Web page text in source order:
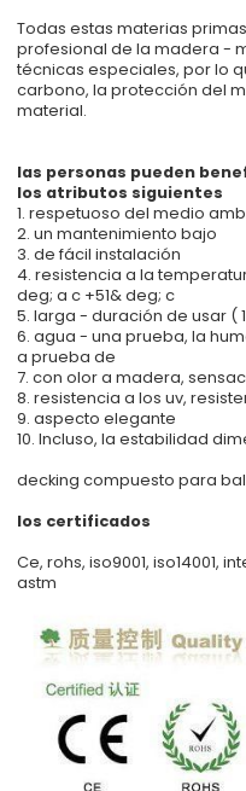
Todas estas materias
profesional de la madera -
técnicas especiales, por lo
carbono, la protección del
material.
las personas pueden
los atributos siguientes
1. respetuoso del medio
2. un mantenimiento bajo
3. de fácil instalación
4. resistencia a la
deg; a c +51& deg; c
5. larga - duración de usar (
6. agua - una prueba, la
a prueba de
7. con olor a madera,
8. resistencia a los uv,
9. aspecto elegante
10. Incluso, la estabilidad
decking compuesto para
los certificados
Ce, rohs, iso9001, iso14001,
astm